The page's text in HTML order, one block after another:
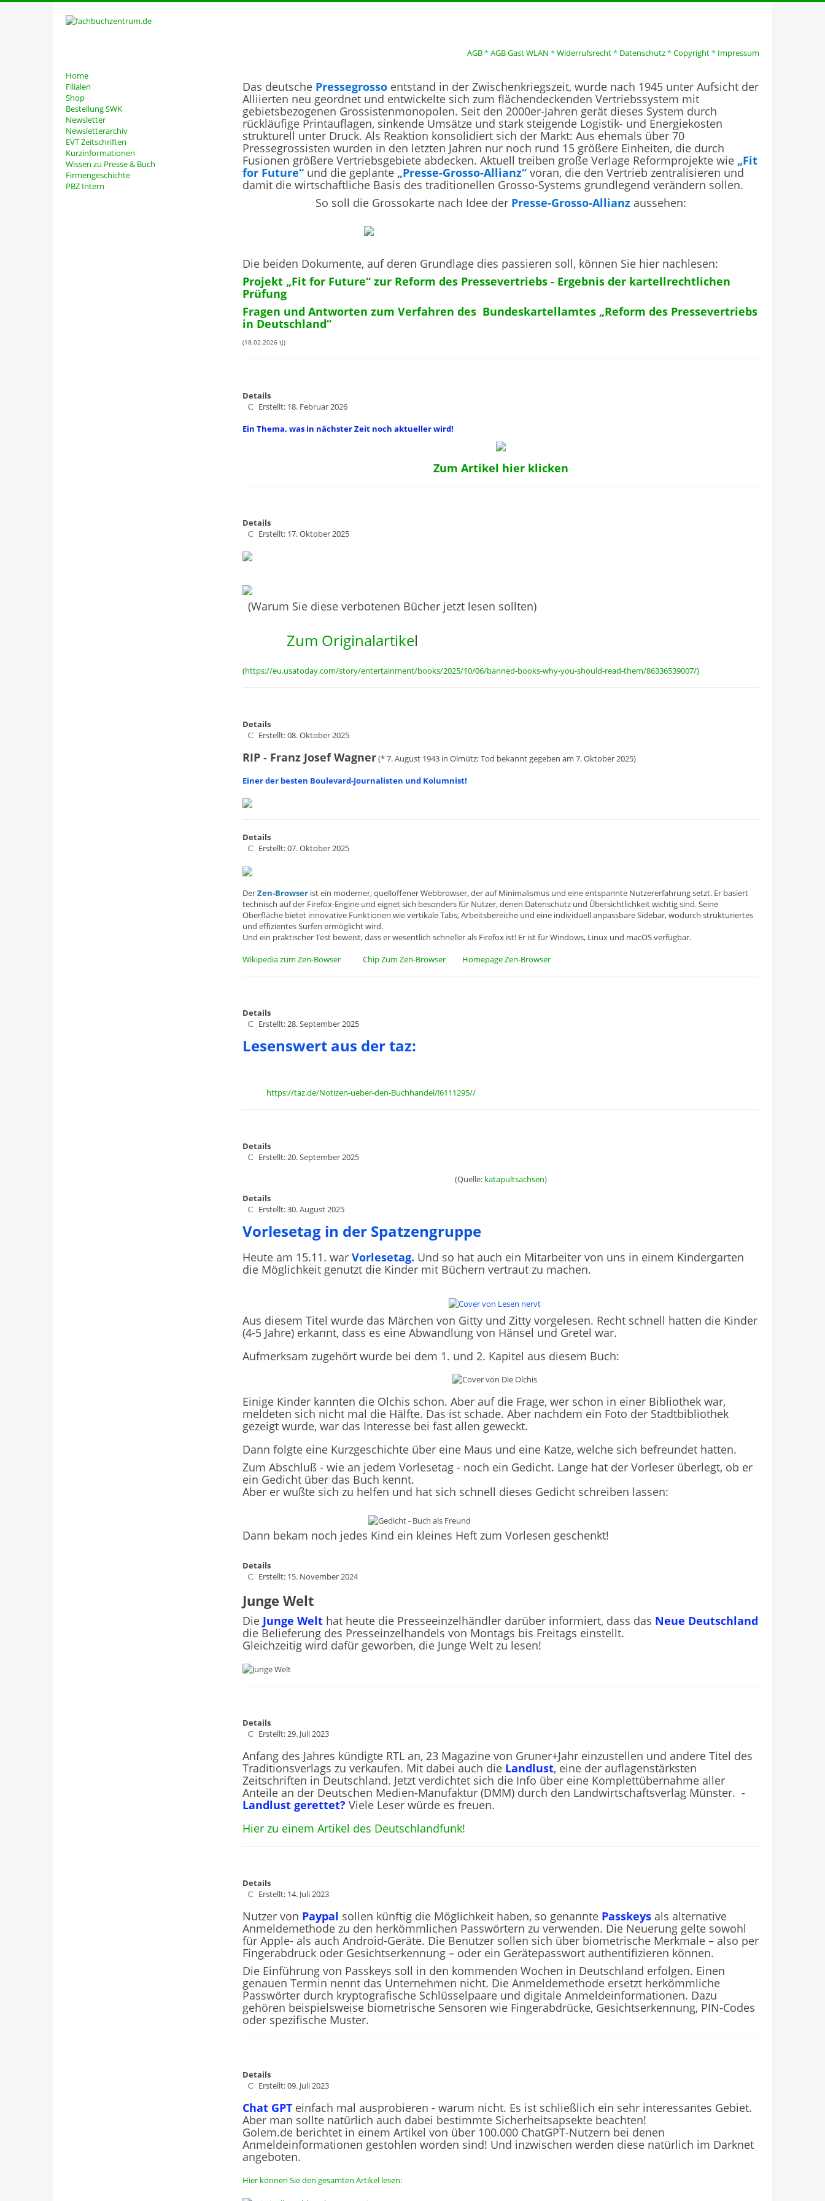
AGB*AGB Gast WLAN *Widerrufsrecht* Datenschutz*Copyright* Impressum
Home
Filialen
Shop
Bestellung SWK
Newsletter
Newsletterarchiv
EVT Zeitschriften
Kurzinformationen
Wissen zu Presse & Buch
Firmengeschichte
PBZ Intern
Das deutsche Pressegrosso entstand in der Zwischenkriegszeit, wurde nach 1945 unter Aufsicht der
Alliierten neu geordnet und entwickelte sich zum flächendeckenden Vertriebssystem mit
gebietsbezogenen Grossistenmonopolen. Seit den 2000er-Jahren gerät dieses System durch
rückläufige Printauflagen, sinkende Umsätze und stark steigende Logistik- und Energiekosten
strukturell unter Druck. Als Reaktion konsolidiert sich der Markt: Aus ehemals über 70
Pressegrossisten wurden in den letzten Jahren nur noch rund 15 größere Einheiten, die durch
Fusionen größere Vertriebsgebiete abdecken. Aktuell treiben große Verlage Reformprojekte wie „Fit
for Future“ und die geplante „Presse-Grosso-Allianz“ voran, die den Vertrieb zentralisieren und
damit die wirtschaftliche Basis des traditionellen Grosso-Systems grundlegend verändern sollen.
So soll die Grossokarte nach Idee der Presse-Grosso-Allianz aussehen:
Die beiden Dokumente, auf deren Grundlage dies passieren soll, können Sie hier nachlesen:
Projekt „Fit for Future“ zur Reform des Pressevertriebs - Ergebnis der kartellrechtlichen
Prüfung
Fragen und Antworten zum Verfahren des Bundeskartellamtes „Reform des Pressevertriebs
in Deutschland“
(18.02.2026 tj)
Details
Erstellt: 18. Februar 2026
Ein Thema, was in nächster Zeit noch aktueller wird!
Zum Artikel hier klicken
Details
Erstellt: 17. Oktober 2025
(Warum Sie diese verbotenen Bücher jetzt lesen sollten)
Zum Originalartikel
(https://eu.usatoday.com/story/entertainment/books/2025/10/06/banned-books-why-you-should-read-them/86336539007/)
Details
Erstellt: 08. Oktober 2025
RIP - Franz Josef Wagner(* 7. August 1943 in Olmütz; Tod bekannt gegeben am 7. Oktober 2025)
Einer der besten Boulevard-Journalisten und Kolumnist!
Details
Erstellt: 07. Oktober 2025
DerZen-Browser ist ein moderner, quelloffener Webbrowser, der auf Minimalismus und eine entspannte Nutzererfahrung setzt. Er basiert
technisch auf der Firefox-Engine und eignet sich besonders für Nutzer, denen Datenschutz und Übersichtlichkeit wichtig sind. Seine
Oberfläche bietet innovative Funktionen wie vertikale Tabs, Arbeitsbereiche und eine individuell anpassbare Sidebar, wodurch strukturiertes
und effizientes Surfen ermöglicht wird.
Und ein praktischer Test beweist, dass er wesentlich schneller als Firefox ist! Er ist für Windows, Linux und macOS verfügbar.
Wikipedia zum Zen-Bowser
Chip Zum Zen-Browser Homepage Zen-Browser
Details
Erstellt: 28. September 2025
Lesenswert aus der taz:
https://taz.de/Notizen-ueber-den-Buchhandel/!6111295//
Details
Erstellt: 20. September 2025
(Quelle: katapultsachsen)
Details
Erstellt: 30. August 2025
Vorlesetag in der Spatzengruppe
Heute am 15.11. war Vorlesetag. Und so hat auch ein Mitarbeiter von uns in einem Kindergarten
die Möglichkeit genutzt die Kinder mit Büchern vertraut zu machen.
Aus diesem Titel wurde das Märchen von Gitty und Zitty vorgelesen. Recht schnell hatten die Kinder
(4-5 Jahre) erkannt, dass es eine Abwandlung von Hänsel und Gretel war.
Aufmerksam zugehört wurde bei dem 1. und 2. Kapitel aus diesem Buch:
Einige Kinder kannten die Olchis schon. Aber auf die Frage, wer schon in einer Bibliothek war,
meldeten sich nicht mal die Hälfte. Das ist schade. Aber nachdem ein Foto der Stadtbibliothek
gezeigt wurde, war das Interesse bei fast allen geweckt.
Dann folgte eine Kurzgeschichte über eine Maus und eine Katze, welche sich befreundet hatten.
Zum Abschluß - wie an jedem Vorlesetag - noch ein Gedicht. Lange hat der Vorleser überlegt, ob er
ein Gedicht über das Buch kennt.
Aber er wußte sich zu helfen und hat sich schnell dieses Gedicht schreiben lassen:
Dann bekam noch jedes Kind ein kleines Heft zum Vorlesen geschenkt!
Details
Erstellt: 15. November 2024
Junge Welt
Die Junge Welt hat heute die Presseeinzelhändler darüber informiert, dass das Neue Deutschland
die Belieferung des Presseinzelhandels von Montags bis Freitags einstellt.
Gleichzeitig wird dafür geworben, die Junge Welt zu lesen!
Details
Erstellt: 29. Juli 2023
Anfang des Jahres kündigte RTL an, 23 Magazine von Gruner+Jahr einzustellen und andere Titel des
Traditionsverlags zu verkaufen. Mit dabei auch die Landlust, eine der auflagenstärksten
Zeitschriften in Deutschland. Jetzt verdichtet sich die Info über eine Komplettübernahme aller
Anteile an der Deutschen Medien-Manufaktur (DMM) durch den Landwirtschaftsverlag Münster. -
Landlust gerettet? Viele Leser würde es freuen.
Hier zu einem Artikel des Deutschlandfunk!
Details
Erstellt: 14. Juli 2023
Nutzer von Paypal sollen künftig die Möglichkeit haben, so genannte Passkeys als alternative
Anmeldemethode zu den herkömmlichen Passwörtern zu verwenden. Die Neuerung gelte sowohl
für Apple- als auch Android-Geräte. Die Benutzer sollen sich über biometrische Merkmale – also per
Fingerabdruck oder Gesichtserkennung – oder ein Gerätepasswort authentifizieren können.
Die Einführung von Passkeys soll in den kommenden Wochen in Deutschland erfolgen. Einen
genauen Termin nennt das Unternehmen nicht. Die Anmeldemethode ersetzt herkömmliche
Passwörter durch kryptografische Schlüsselpaare und digitale Anmeldeinformationen. Dazu
gehören beispielsweise biometrische Sensoren wie Fingerabdrücke, Gesichtserkennung, PIN-Codes
oder spezifische Muster.
Details
Erstellt: 09. Juli 2023
Chat GPT einfach mal ausprobieren - warum nicht. Es ist schließlich ein sehr interessantes Gebiet.
Aber man sollte natürlich auch dabei bestimmte Sicherheitsapsekte beachten!
Golem.de berichtet in einem Artikel von über 100.000 ChatGPT-Nutzern bei denen
Anmeldeinformationen gestohlen worden sind! Und inzwischen werden diese natürlich im Darknet
angeboten.
Hier können Sie den gesamten Artikel lesen: